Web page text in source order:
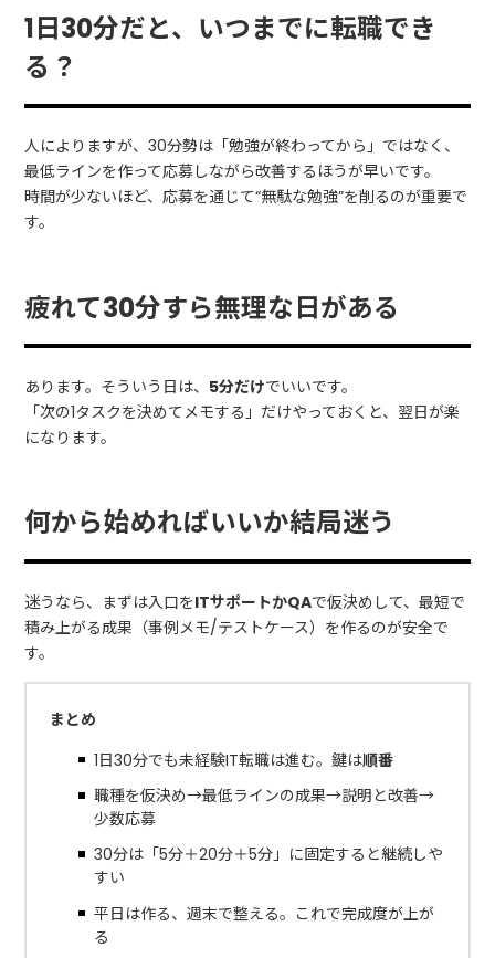
1日30分だと、いつまでに転職でき
る？
人によりますが、30分勢は「勉強が終わってから」ではなく、
最低ラインを作って応募しながら改善するほうが早いです。
時間が少ないほど、応募を通じて“無駄な勉強”を削るのが重要で
す。
疲れて30分すら無理な日がある
あります。そういう日は、 5分だけでいいです。
「次の1タスクを決めてメモする」だけやっておくと、翌日が楽
になります。
何から始めればいいか結局迷う
迷うなら、まずは入口をITサポートかQAで仮決めして、最短で
積み上がる成果（事例メモ/テストケース）を作るのが安全で
す。
まとめ
1日30分でも未経験IT転職は進む。鍵は順番
職種を仮決め→最低ラインの成果→説明と改善→
少数応募
30分は「5分＋20分＋5分」に固定すると継続しや
すい
平日は作る、週末で整える。これで完成度が上が
る